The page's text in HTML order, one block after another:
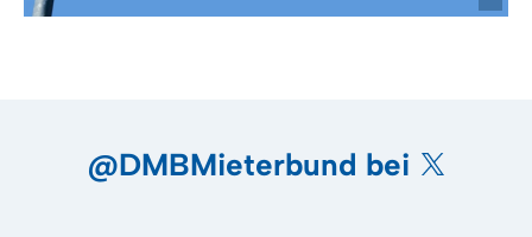
@DMBMieterbund bei